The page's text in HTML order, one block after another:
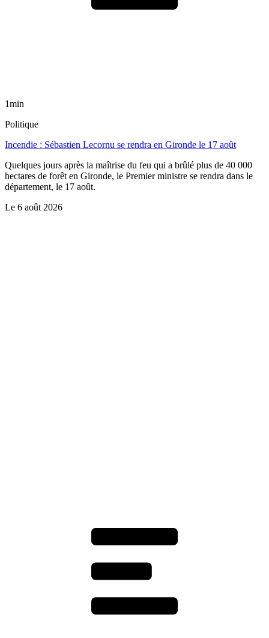
1min
Politique
Incendie : Sébastien Lecornu se rendra en Gironde le 17 août
Quelques jours après la maîtrise du feu qui a brûlé plus de 40 000
hectares de forêt en Gironde, le Premier ministre se rendra dans le
département, le 17 août.
Le 6 août 2026